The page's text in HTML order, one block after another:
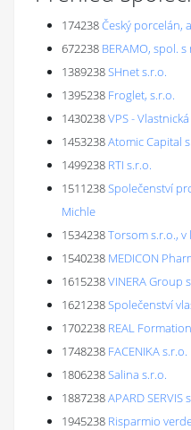
174238Český porcelán,
672238 BERAMO, spol. s
1389238SHnet s.r.o.
1395238 Froglet, s.r.o.
1430238VPS -
1453238Atomic Capital
1499238 RTI s.r.o.
1511238Společenství
Michle
1534238Torsom s.r.o., v
1540238 MEDICON
1615238VINERA Group
1621238Společenství
1702238 REAL
1748238 FACENIKA s.r.o.
1806238Salina s.r.o.
1887238APARD SERVIS
1945238 Risparmio